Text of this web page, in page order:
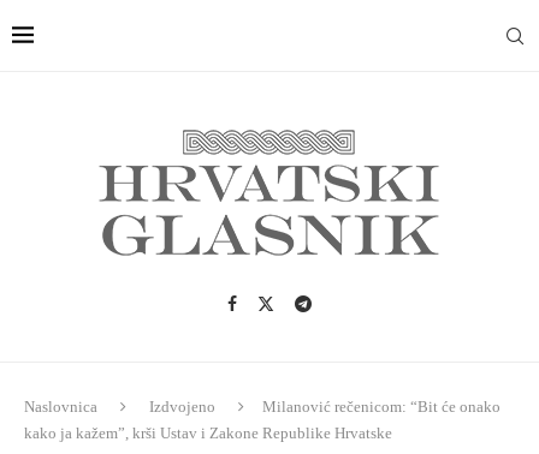
Naslovnica Izdvojeno
Milanović rečenicom: “Bit će onako
kako ja kažem”, krši Ustav i Zakone Republike Hrvatske